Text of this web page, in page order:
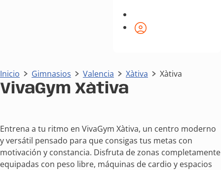
Inicio Gimnasios Valencia Xàtiva Xàtiva
VivaGym Xàtiva
Entrena a tu ritmo en VivaGym Xàtiva, un centro moderno
y versátil pensado para que consigas tus metas con
motivación y constancia. Disfruta de zonas completamente
equipadas con peso libre, máquinas de cardio y espacios